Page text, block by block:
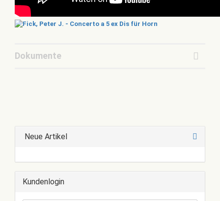
Dokumente
Neue Artikel
Kundenlogin